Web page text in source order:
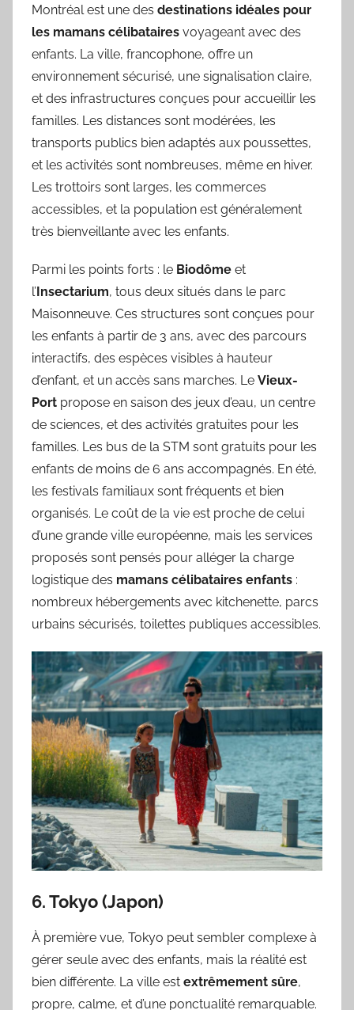
Montréal est une des destinations idéales pour
les mamans célibataires voyageant avec des
enfants. La ville, francophone, offre un
environnement sécurisé, une signalisation claire,
et des infrastructures conçues pour accueillir les
familles. Les distances sont modérées, les
transports publics bien adaptés aux poussettes,
et les activités sont nombreuses, même en hiver.
Les trottoirs sont larges, les commerces
accessibles, et la population est généralement
très bienveillante avec les enfants.
Parmi les points forts : le Biodôme et
l’ Insectarium, tous deux situés dans le parc
Maisonneuve. Ces structures sont conçues pour
les enfants à partir de 3 ans, avec des parcours
interactifs, des espèces visibles à hauteur
d’enfant, et un accès sans marches. Le Vieux-
Port propose en saison des jeux d’eau, un centre
de sciences, et des activités gratuites pour les
familles. Les bus de la STM sont gratuits pour les
enfants de moins de 6 ans accompagnés. En été,
les festivals familiaux sont fréquents et bien
organisés. Le coût de la vie est proche de celui
d’une grande ville européenne, mais les services
proposés sont pensés pour alléger la charge
logistique des mamans célibataires enfants :
nombreux hébergements avec kitchenette, parcs
urbains sécurisés, toilettes publiques accessibles.
6. Tokyo (Japon)
À première vue, Tokyo peut sembler complexe à
gérer seule avec des enfants, mais la réalité est
bien différente. La ville est extrêmement sûre,
propre, calme, et d’une ponctualité remarquable.